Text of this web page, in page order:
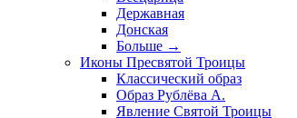
Державная
Донская
Больше →
Иконы Пресвятой Троицы
Классический образ
Образ Рублёва А.
Явление Святой Троицы